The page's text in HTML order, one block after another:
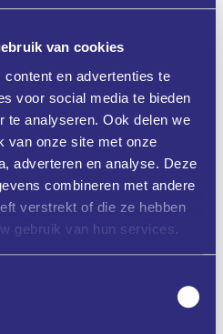
van cookies
en advertenties te
voor social media te bieden
te analyseren. Ook delen we
van onze site met onze
adverteren en analyse. Deze
combineren met andere
verstrekt of die ze hebben
gebruik van hun services.
op verrassende wijze geopend.
Hogeschool Data Science & ICT.
en de mogelijkheden van
de mens cruciaal blijft.
WALTER – een kijkje in de
student
over hun project en reis
– een start up van